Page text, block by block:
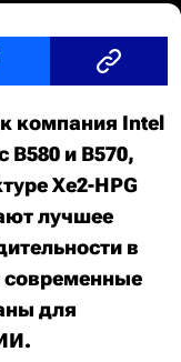
компания Intel
и B570,
Xe2-HPG
лучшее
в
для